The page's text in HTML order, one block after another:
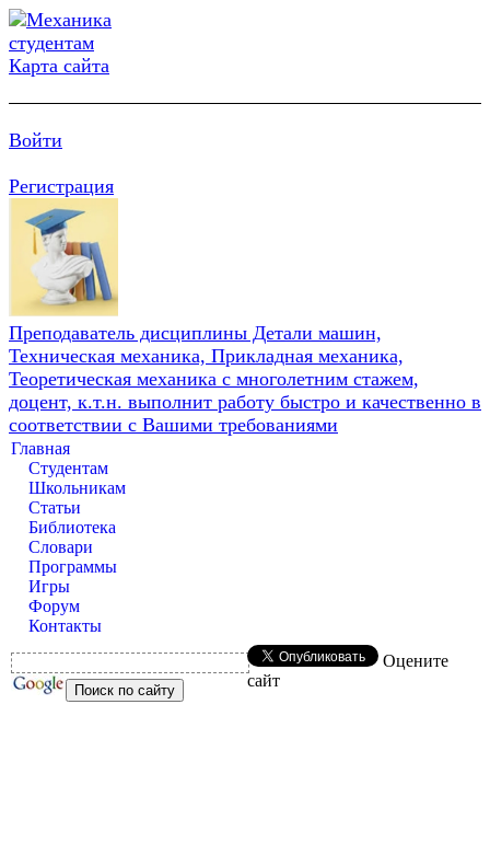
Карта сайта
Войти
Регистрация
Преподаватель дисциплины Детали машин,
Техническая механика, Прикладная механика,
Теоретическая механика с многолетним стажем,
доцент, к.т.н. выполнит работу быстро и качественно в
соответствии с Вашими требованиями
Главная
Студентам
Школьникам
Статьи
Библиотека
Словари
Программы
Игры
Форум
Контакты
Оцените
сайт